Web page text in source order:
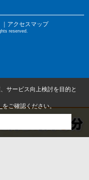
｜アクセスマップ
reserved.
サービス向上検討を目的と
をご確認ください。